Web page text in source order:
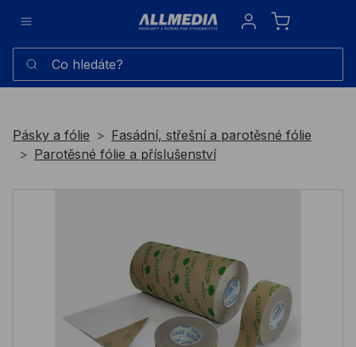
Sign in
Co hledáte?
Pásky a fólie
Fasádní, střešní a parotěsné fólie
Parotěsné fólie a příslušenství